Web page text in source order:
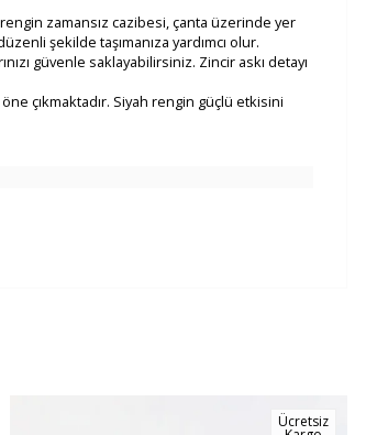
rengin zamansız cazibesi, çanta üzerinde yer
şekilde taşımanıza yardımcı olur.
güvenle saklayabilirsiniz. Zincir askı detayı
çıkmaktadır. Siyah rengin güçlü etkisini
Ücretsiz